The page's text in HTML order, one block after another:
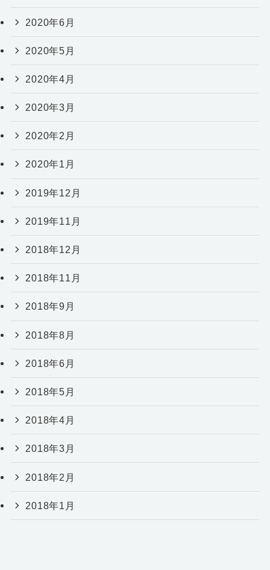
2020年6月
2020年5月
2020年4月
2020年3月
2020年2月
2020年1月
2019年12月
2019年11月
2018年12月
2018年11月
2018年9月
2018年8月
2018年6月
2018年5月
2018年4月
2018年3月
2018年2月
2018年1月